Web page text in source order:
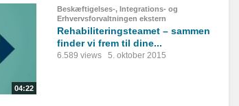
04:22
Beskæftigelses-, Integrations- og
Erhvervsforvaltningen ekstern
Rehabiliteringsteamet – sammen
finder vi frem til dine...
6.589 views 5. oktober 2015